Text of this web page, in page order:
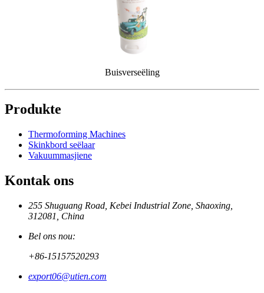
Buisverseëling
Produkte
Thermoforming Machines
Skinkbord seëlaar
Vakuummasjiene
Kontak ons
255 Shuguang Road, Kebei Industrial Zone, Shaoxing,
312081, China
Bel ons nou:
+86-15157520293
export06@utien.com